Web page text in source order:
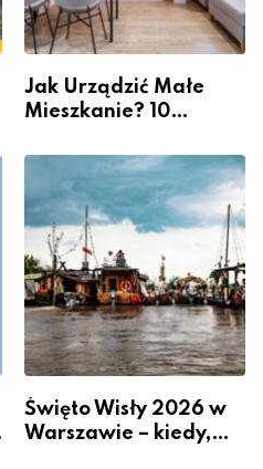
Jak Urządzić Małe
Mieszkanie? 10
Przestrzeni Bez
Kosztownego Remontu
Święto Wisły 2026 w
Warszawie – kiedy,